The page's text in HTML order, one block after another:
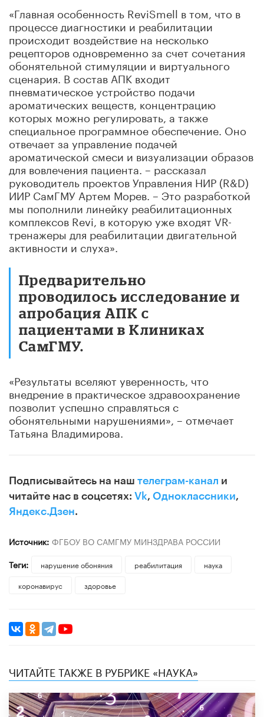
«Главная особенность ReviSmell в том, что в
процессе диагностики и реабилитации
происходит воздействие на несколько
рецепторов одновременно за счет сочетания
обонятельной стимуляции и виртуального
сценария. В состав АПК входит
пневматическое устройство подачи
ароматических веществ, концентрацию
которых можно регулировать, а также
специальное программное обеспечение. Оно
отвечает за управление подачей
ароматической смеси и визуализации образов
для вовлечения пациента. – рассказал
руководитель проектов Управления НИР (R&D)
ИИР СамГМУ Артем Морев. – Это разработкой
мы пополнили линейку реабилитационных
комплексов Revi, в которую уже входят VR-
тренажеры для реабилитации двигательной
активности и слуха».
Предварительно
проводилось исследование и
апробация АПК с
пациентами в Клиниках
СамГМУ.
«Результаты вселяют уверенность, что
внедрение в практическое здравоохранение
позволит успешно справляться с
обонятельными нарушениями», – отмечает
Татьяна Владимирова.
Подписывайтесь на наш телеграм-канал и
читайте нас в соцсетях: Vk, Одноклассники,
Яндекс.Дзен.
Источник: ФГБОУ ВО САМГМУ МИНЗДРАВА РОССИИ
Теги:
нарушение обоняния реабилитация
наука
коронавирус
здоровье
ЧИТАЙТЕ ТАКЖЕ В РУБРИКЕ «НАУКА»